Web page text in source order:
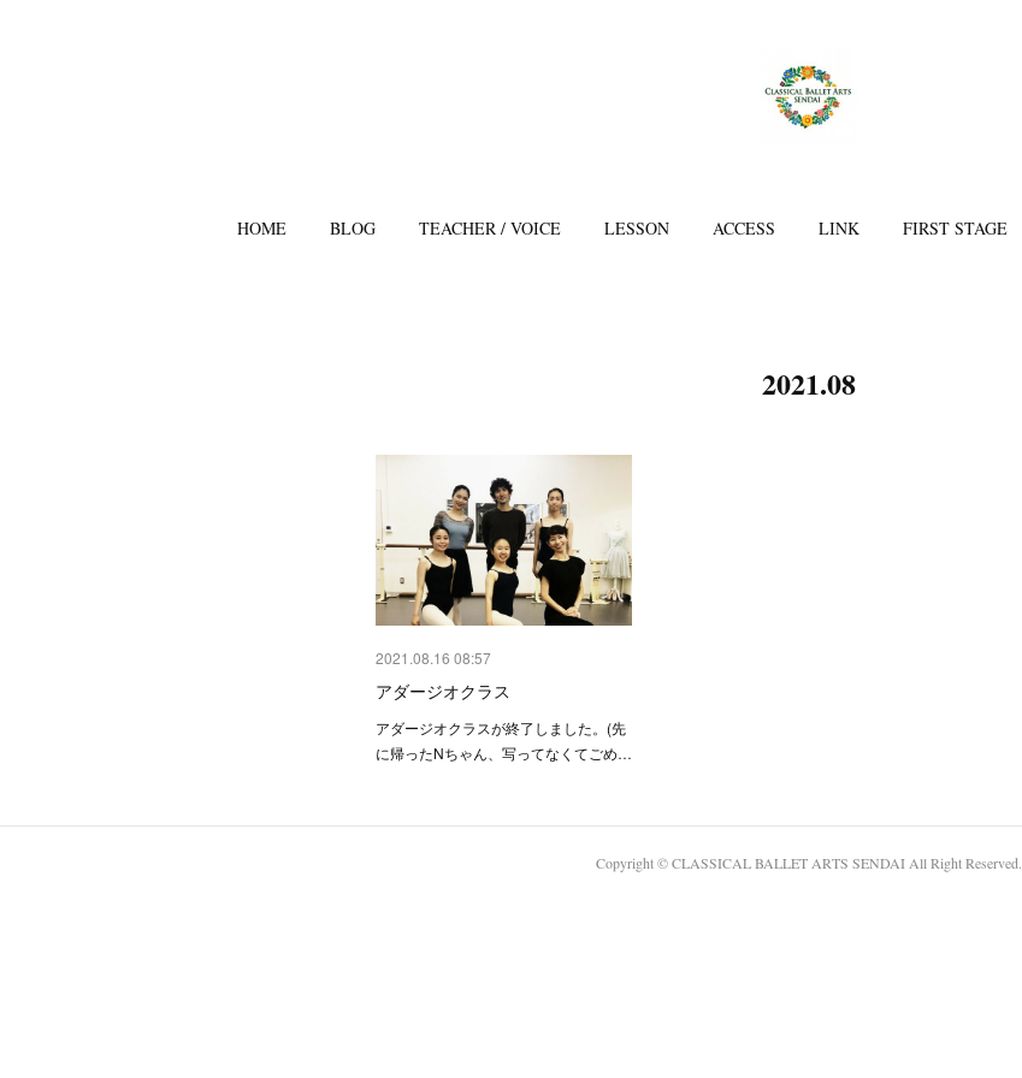
HOME BLOG TEACHER / VOICE LESSON ACCESS LINK FIRST STAGE
2021.08
2021.08.16 08:57
アダージオクラス
アダージオクラスが終了しました。(先
に帰ったNちゃん、写ってなくてごめ…
Copyright © CLASSICAL BALLET ARTS SENDAI All Right Reserved.